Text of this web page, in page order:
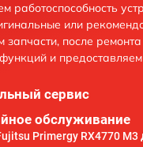
работоспособность
или
запчасти, после
и
сервис
обслуживание
Primergy RX4770 M3